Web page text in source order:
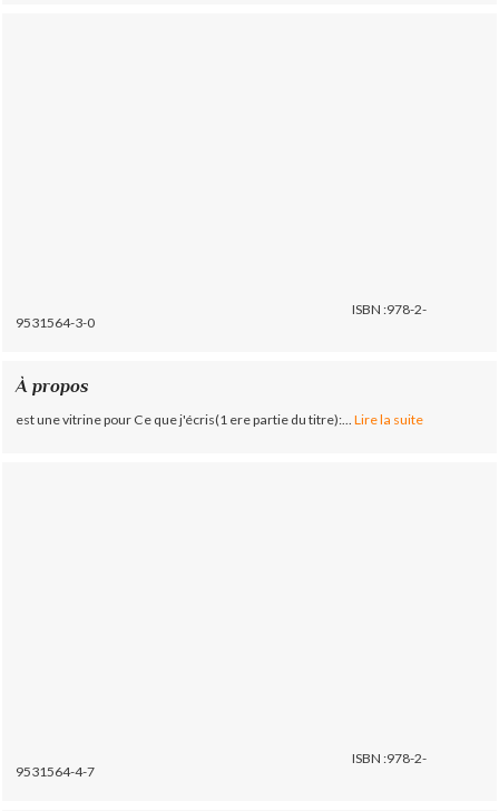
ISBN :978-2-
9531564-3-0
À propos
est une vitrine pour Ce que j'écris(1 ere partie du titre):... Lire la suite
ISBN :978-2-
9531564-4-7